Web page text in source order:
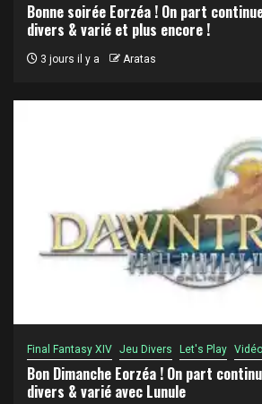
Bonne soirée Eorzéa ! On part
divers & varié et plus encore !
3 jours il y a Aratas
Final Fantasy XIV Jeu Divers Let's Play
Bon Dimanche Eorzéa ! On part
divers & varié avec Lunule